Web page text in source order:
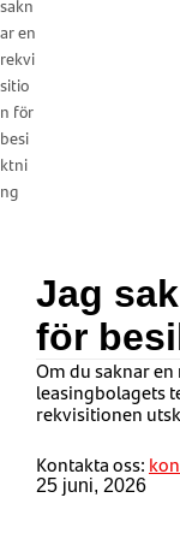
sakn
ar en
rekvi
sitio
n för
besi
ktni
ng
Jag
för
Om du saknar
leasingbolagets
rekvisitionen
Kontakta oss:
25 juni, 2026